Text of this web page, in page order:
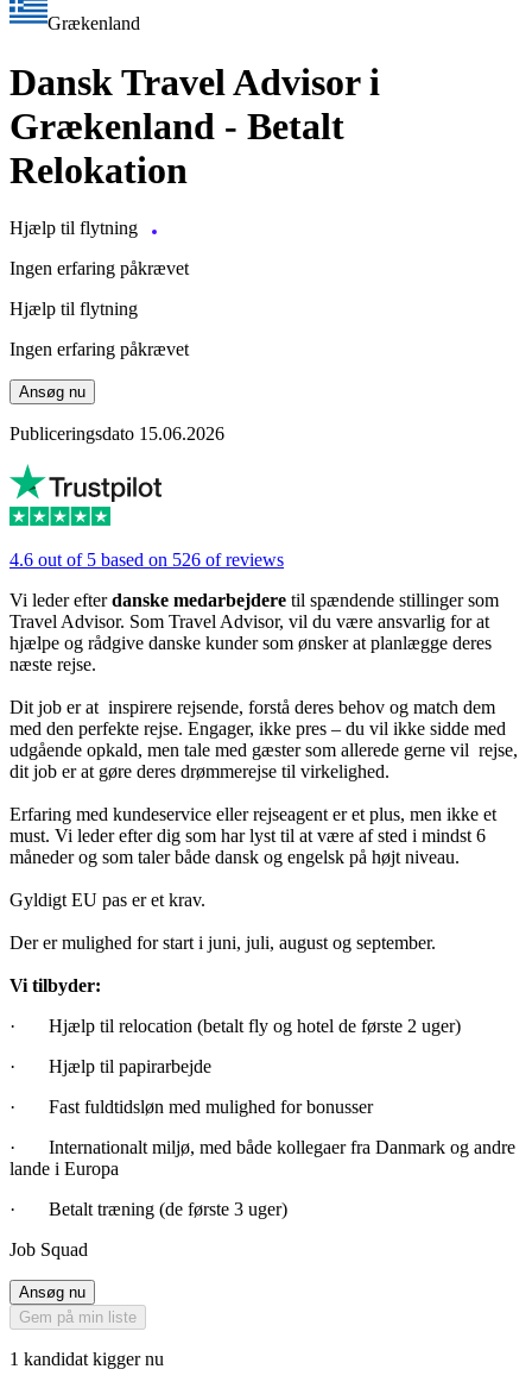
Grækenland
Dansk Travel Advisor i
Grækenland - Betalt
Relokation
Hjælp til flytning
Ingen erfaring påkrævet
Hjælp til flytning
Ingen erfaring påkrævet
Ansøg nu
Publiceringsdato 15.06.2026
4.6 out of 5 based on 526 of reviews
Vi leder efterdanske medarbejdere til spændende stillinger som
Travel Advisor. Som Travel Advisor, vil du være ansvarlig for at
hjælpe og rådgive danske kunder som ønsker at planlægge deres
næste rejse.
Dit job er at inspirere rejsende, forstå deres behov og match dem
med den perfekte rejse. Engager, ikke pres – du vil ikke sidde med
udgående opkald, men tale med gæster som allerede gerne vil rejse,
dit job er at gøre deres drømmerejse til virkelighed.
Erfaring med kundeservice eller rejseagent er et plus, men ikke et
must. Vi leder efter dig som har lyst til at være af sted i mindst 6
måneder og som taler både dansk og engelsk på højt niveau.
Gyldigt EU pas er et krav.
Der er mulighed for start i juni, juli, august og september.
Vi tilbyder:
· Hjælp til relocation (betalt fly og hotel de første 2 uger)
· Hjælp til papirarbejde
· Fast fuldtidsløn med mulighed for bonusser
· Internationalt miljø, med både kollegaer fra Danmark og andre
lande i Europa
· Betalt træning (de første 3 uger)
Job Squad
Ansøg nu
Gem på min liste
1 kandidat kigger nu